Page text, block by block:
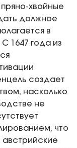
хвойные
должное
в
1647 года из
создает
насколько
не
что
австрийские